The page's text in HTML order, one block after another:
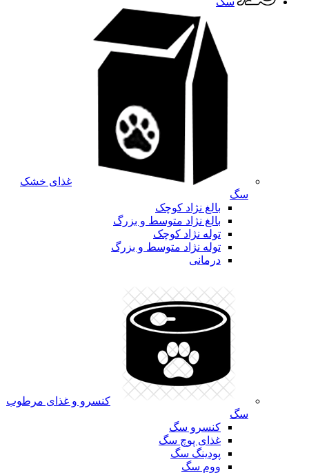
غذای خشک
سگ
بالغ نژاد کوچک
بالغ نژاد متوسط و بزرگ
توله نژاد کوچک
توله نژاد متوسط و بزرگ
درمانی
کنسرو و غذای مرطوب
سگ
کنسرو سگ
غذای پوچ سگ
پودینگ سگ
ووم سگ